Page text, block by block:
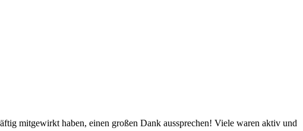
mitgewirkt haben, einen großen Dank aussprechen! Viele waren aktiv und